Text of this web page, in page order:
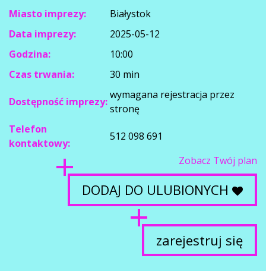
Miasto imprezy:
Białystok
Data imprezy:
2025-05-12
Godzina:
10:00
Czas trwania:
30 min
Dostępność imprezy:
wymagana rejestracja przez
stronę
Telefon
kontaktowy:
512 098 691
Zobacz Twój plan
DODAJ DO ULUBIONYCH
zarejestruj się